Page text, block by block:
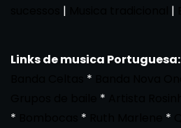
| |
Links de musica Portuguesa:
*
*
*
* *